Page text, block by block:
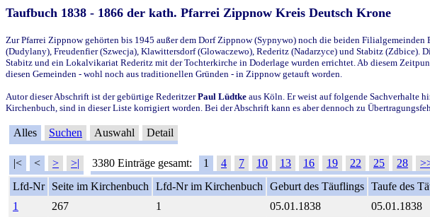
Taufbuch 1838 - 1866 der kath. Pfarrei Zippnow Kreis Deutsch Krone
Zur Pfarrei Zippnow gehörten bis 1945 außer dem Dorf Zippnow (Sypnywo) noch die beiden
(Dudylany), Freudenfier (Szwecja), Klawittersdorf (Glowaczewo), Rederitz (Nadarzyce) und Stabitz
Stabitz und ein Lokalvikariat Rederitz mit der Tochterkirche in Doderlage wurden errichtet. Ab diesem
diesen Gemeinden - wohl noch aus traditionellen Gründen - in Zippnow getauft worden.
Autor dieser Abschrift ist der gebürtige RederitzerPaul Lüdtke aus Köln. Er weist auf folgende Sachverhalte
Kirchenbuch, sind in dieser Liste korrigiert worden. Bei der Abschrift kann es aber dennoch zu
Alles Suchen Auswahl Detail
|< < > >| 3380 Einträge gesamt: 1 4 7 10 13 16 19 22 25 28
Lfd-Nr
Seite im Kirchenbuch Lfd-Nr im Kirchenbuch Geburt des Täuflings Taufe des
1
267 1 05.01.1838 05.01.1838